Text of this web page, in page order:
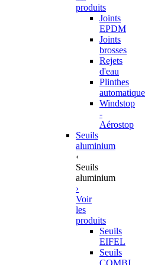
produits
Joints
EPDM
Joints
brosses
Rejets
d'eau
Plinthes
automatique
Windstop
-
Aérostop
Seuils
aluminium
‹
Seuils
aluminium
›
Voir
les
produits
Seuils
EIFEL
Seuils
COMBI